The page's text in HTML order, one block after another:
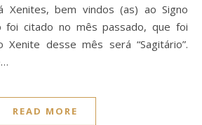
Xenites, bem vindos (as) ao Signo
foi citado no mês passado, que foi
Xenite desse mês será “Sagitário”.
READ MORE